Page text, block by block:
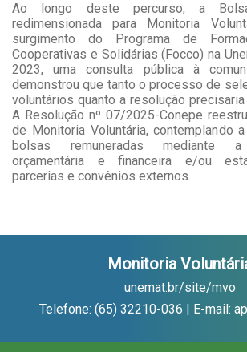
Ao longo deste percurso, a
redimensionada para Monitoria
surgimento do Programa de
Cooperativas e Solidárias (Focco) na
2023, uma consulta pública à
demonstrou que tanto o processo de
voluntários quanto a resolução
A Resolução nº 07/2025-Conepe
de Monitoria Voluntária, contemplando
bolsas remuneradas mediante a
orçamentária e financeira e/ou
parcerias e convênios externos.
Monitoria
unemat.br/site/mvo
Telefone: (65) 32210-036 | E-mail: